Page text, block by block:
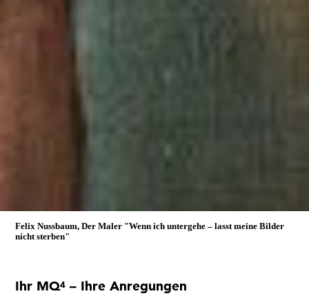
Felix Nussbaum, Der Maler "Wenn ich untergehe – lasst meine Bilder
nicht sterben"
Ihr MQ4 – Ihre Anregungen